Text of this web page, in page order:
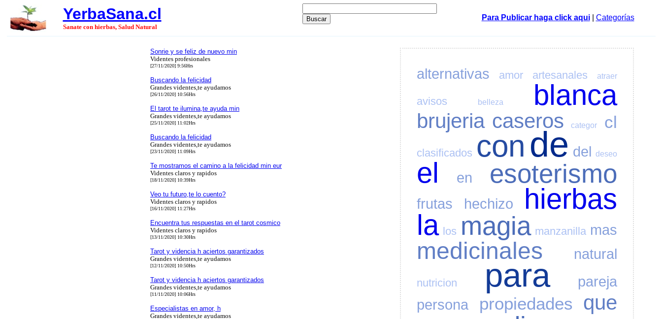
YerbaSana.cl
Sanate con hierbas, Salud Natural
Para Publicar haga click aqui| Categorías
Sonrie y se feliz de nuevo min
Videntes profesionales
[27/11/2020] 9:56Hrs
Buscando la felicidad
Grandes videntes,te ayudamos
[26/11/2020] 10:56Hrs
El tarot te ilumina,te ayuda min
Grandes videntes,te ayudamos
[25/11/2020] 11:02Hrs
Buscando la felicidad
Grandes videntes,te ayudamos
[23/11/2020] 11:09Hrs
Te mostramos el camino a la felicidad min eur
Videntes claros y rapidos
[18/11/2020] 10:39Hrs
Veo tu futuro,te lo cuento?
Videntes claros y rapidos
[16/11/2020] 11:27Hrs
Encuentra tus respuestas en el tarot cosmico
Videntes claros y rapidos
[13/11/2020] 10:30Hrs
Tarot y videncia h aciertos garantizados
Grandes videntes,te ayudamos
[12/11/2020] 10:50Hrs
Tarot y videncia h aciertos garantizados
Grandes videntes,te ayudamos
[11/11/2020] 10:06Hrs
Especialistas en amor, h
Grandes videntes,te ayudamos
alternativas amor artesanales atraer
avisos belleza blanca
brujeria caseros categor cl
clasificados con de del deseo
el en esoterismo
frutas hechizo
hierbas
la los magia manzanilla mas
medicinales natural
nutricion para
pareja
persona
propiedades que